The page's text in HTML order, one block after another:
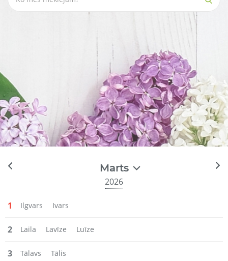
Marts
2026
1 Ilgvars Ivars
2 Laila Lavīze Luīze
3 Tālavs Tālis